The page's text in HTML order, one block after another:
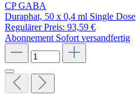
CP GABA
Duraphat, 50 x 0,4 ml Single Dose
Regulärer Preis: 93,59 €
Abonnement Sofort versandfertig